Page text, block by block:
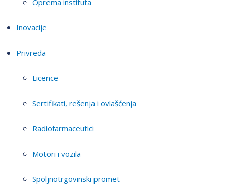
Inovacije
Privreda
Licence
Sertifikati, rešenja i ovlašćenja
Radiofarmaceutici
Motori i vozila
Spoljnotrgovinski promet